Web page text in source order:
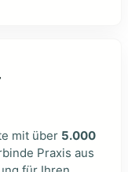
mit über 5.000
Praxis aus